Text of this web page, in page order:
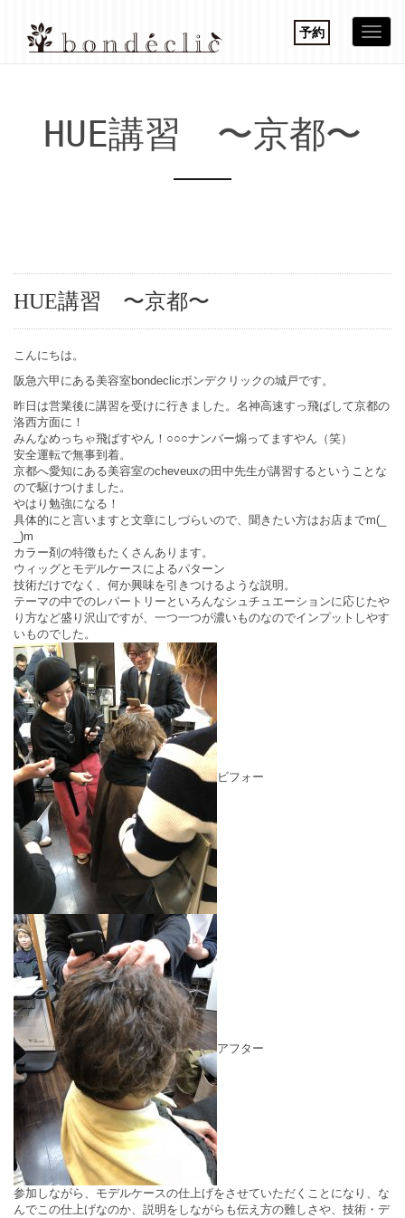
HUE講習 〜京都〜
予約
HUE講習 〜京都〜
こんにちは。
阪急六甲にある美容室bondeclicボンデクリックの城戸です。
昨日は営業後に講習を受けに行きました。名神高速すっ飛ばして京都の
洛西方面に！
みんなめっちゃ飛ばすやん！○○○ナンバー煽ってますやん（笑）
安全運転で無事到着。
京都へ愛知にある美容室のcheveuxの田中先生が講習するということな
ので駆けつけました。
やはり勉強になる！
具体的にと言いますと文章にしづらいので、聞きたい方はお店までm(_
_)m
カラー剤の特徴もたくさんあります。
ウィッグとモデルケースによるパターン
技術だけでなく、何か興味を引きつけるような説明。
テーマの中でのレパートリーといろんなシュチュエーションに応じたや
り方など盛り沢山ですが、一つ一つが濃いものなのでインプットしやす
いものでした。
ビフォー
アフター
参加しながら、モデルケースの仕上げをさせていただくことになり、な
んでこの仕上げなのか、説明をしながらも伝え方の難しさや、技術・デ